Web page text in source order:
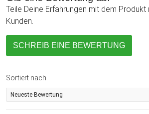
Teile Deine Erfahrungen mit dem Produkt
Kunden.
SCHREIB EINE BEWERTUNG
Sortiert nach